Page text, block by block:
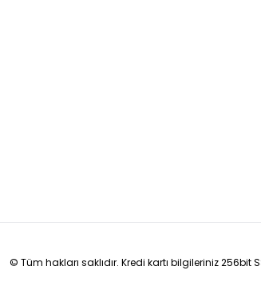
© Tüm hakları saklıdır. Kredi kartı bilgileriniz 256bit